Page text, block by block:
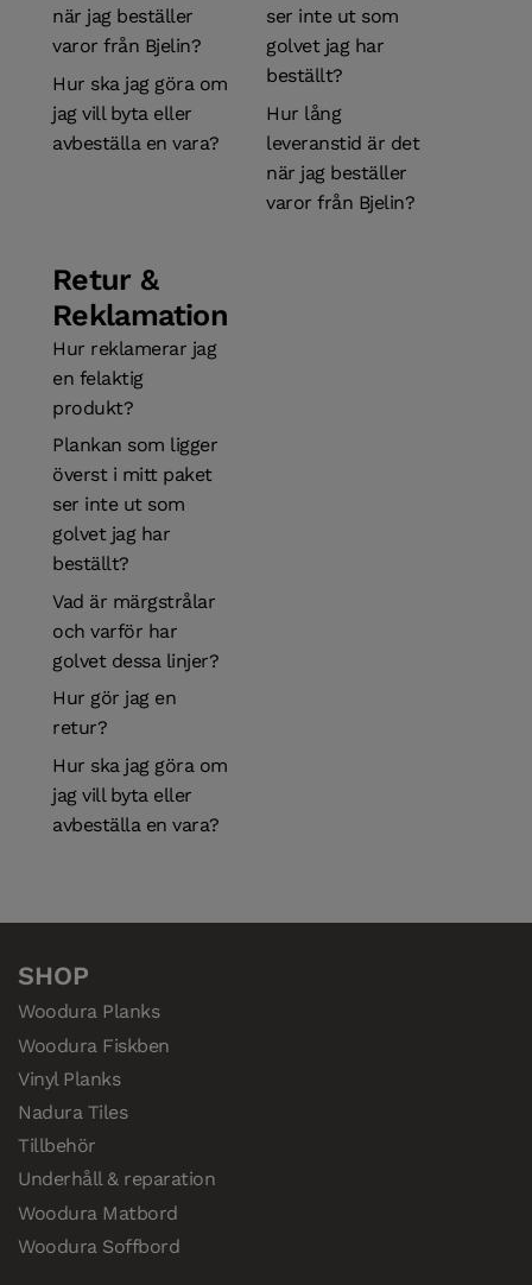
när jag beställer
varor från Bjelin?
Hur ska jag göra om
jag vill byta eller
avbeställa en vara?
ser inte ut som
golvet jag har
beställt?
Hur lång
leveranstid är det
när jag beställer
varor från Bjelin?
Retur &
Reklamation
Hur reklamerar jag
en felaktig
produkt?
Plankan som ligger
överst i mitt paket
ser inte ut som
golvet jag har
beställt?
Vad är märgstrålar
och varför har
golvet dessa linjer?
Hur gör jag en
retur?
Hur ska jag göra om
jag vill byta eller
avbeställa en vara?
SHOP
Woodura Planks
Woodura Fiskben
Vinyl Planks
Nadura Tiles
Tillbehör
Underhåll & reparation
Woodura Matbord
Woodura Soffbord